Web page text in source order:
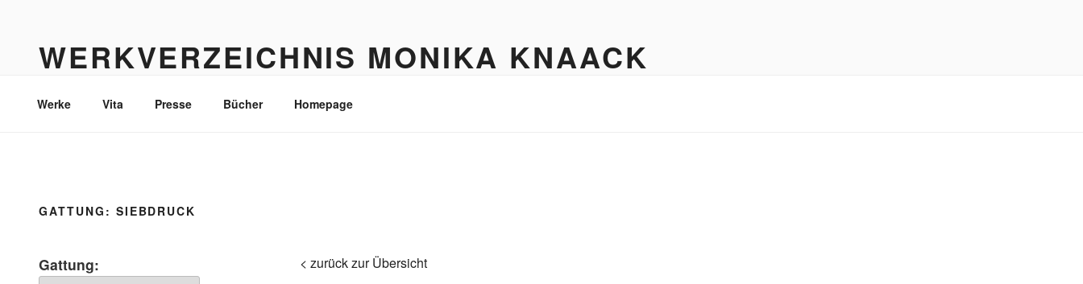
springenWERKVERZEICHNIS MONIKA KNAACK
Werke Vita Presse Bücher Homepage
GATTUNG: SIEBDRUCK
< zurück zur Übersicht
Gattung: